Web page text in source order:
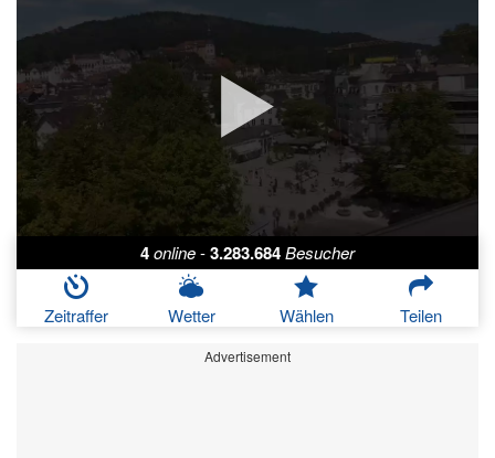
4online-3.283.684Besucher
Zeitraffer Wetter Wählen Teilen
Advertisement